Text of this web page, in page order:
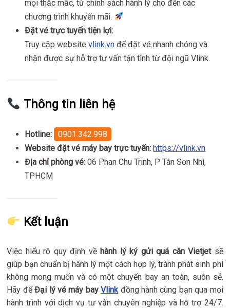
mọi thắc mắc, từ chính sách hành lý cho đến các
chương trình khuyến mãi.
Đặt vé trực tuyến tiện lợi:
Truy cập websitevlink.vn để đặt vé nhanh chóng và
nhận được sự hỗ trợ tư vấn tận tình từ đội ngũ Vlink.
Thông tin liên hệ
Hotline:
0901.342.998
Website đặt vé máy bay trực tuyến: https://vlink.vn
Địa chỉ phòng vé: 06 Phan Chu Trinh, P Tân Sơn Nhì,
TPHCM
Kết luận
Việc hiểu rõ quy định về hành lý ký gửi quá cân Vietjetsẽ
giúp bạn chuẩn bị hành lý một cách hợp lý, tránh phát sinh phí
không mong muốn và có một chuyến bay an toàn, suôn sẻ.
Hãy đểĐại lý vé máy bayVlinkđồng hành cùng bạn qua mọi
hành trình với dịch vụ tư vấn chuyên nghiệp và hỗ trợ 24/7.